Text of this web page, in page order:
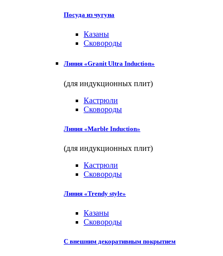
Посуда из чугуна
Казаны
Сковороды
Линия «Granit Ultra Induction»
(для индукционных плит)
Кастрюли
Сковороды
Линия «Marble Induction»
(для индукционных плит)
Кастрюли
Сковороды
Линия «Trendy style»
Казаны
Сковороды
С внешним декоративным покрытием